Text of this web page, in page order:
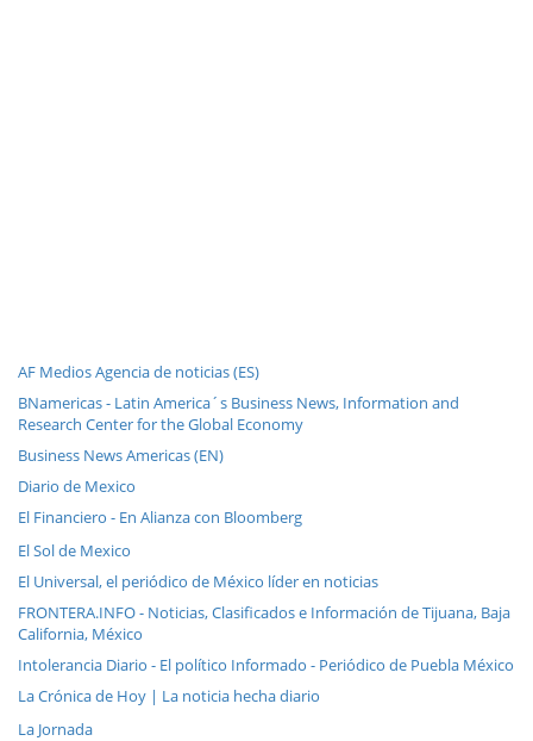
AF Medios Agencia de noticias (ES)
BNamericas - Latin America´s Business News, Information and
Research Center for the Global Economy
Business News Americas (EN)
Diario de Mexico
El Financiero - En Alianza con Bloomberg
El Sol de Mexico
El Universal, el periódico de México líder en noticias
FRONTERA.INFO - Noticias, Clasificados e Información de Tijuana, Baja
California, México
Intolerancia Diario - El político Informado - Periódico de Puebla México
La Crónica de Hoy | La noticia hecha diario
La Jornada